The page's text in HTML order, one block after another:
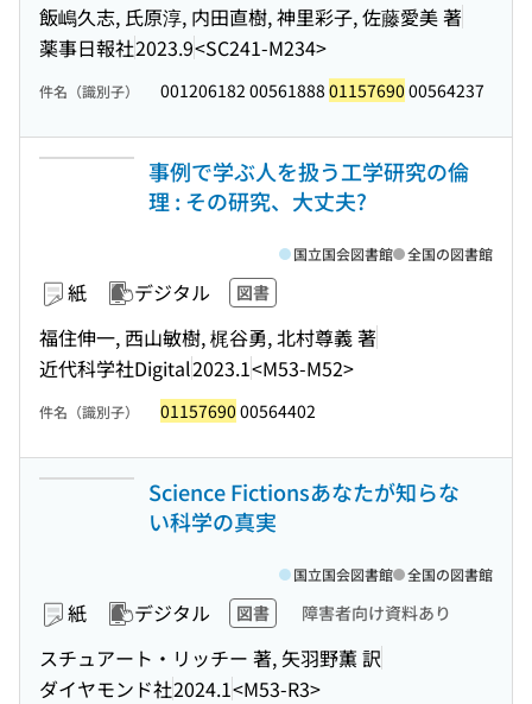
飯嶋久志, 氏原淳, 内田直樹, 神里彩子, 佐藤愛美 著
薬事日報社2023.9<SC241-M234>
件名（識別子） 001206182 00561888 01157690 00564237
事例で学ぶ人を扱う工学研究の倫
理 : その研究、大丈夫?
紙 デジタル 図書
福住伸一, 西山敏樹, 梶谷勇, 北村尊義 著
近代科学社Digital2023.1<M53-M52>
国立国会図書館 全国の図書館
件名（識別子） 01157690 00564402
Science Fictionsあなたが知らな
い科学の真実
紙 デジタル 図書 障害者向け資料あり
スチュアート・リッチー 著, 矢羽野薫 訳
ダイヤモンド社2024.1<M53-R3>
国立国会図書館 全国の図書館